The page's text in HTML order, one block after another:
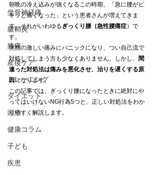
坐骨神経痛
腱鞘炎
膝痛
産後ケア
トレーニング
ダイエット
頭痛
健康コラム
子ども
疾患
朝晩の冷え込みが強くなるこの時期、「急に腰がピ
キッと痛くなった」という患者さんが増えてきま
す。それがいわゆるぎっくり腰（急性腰痛症）で
す。
突然の激しい痛みにパニックになり、つい自己流で
対処してしまう方も少なくありません。しかし、
間
違った対処法は痛みを悪化させ、治りを遅くする原
因 になります。
この記事では、ぎっくり腰になったときに絶対にや
ってはいけないNG行為5つと、正しい対処法をわか
りやすく解説します。